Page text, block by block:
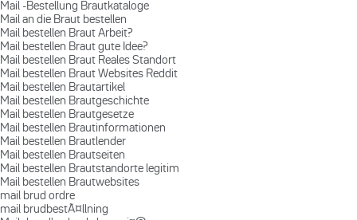
Mail -Bestellung Brautkataloge
Mail an die Braut bestellen
Mail bestellen Braut Arbeit?
Mail bestellen Braut gute Idee?
Mail bestellen Braut Reales Standort
Mail bestellen Braut Websites Reddit
Mail bestellen Brautartikel
Mail bestellen Brautgeschichte
Mail bestellen Brautgesetze
Mail bestellen Brautinformationen
Mail bestellen Brautlender
Mail bestellen Brautseiten
Mail bestellen Brautstandorte legitim
Mail bestellen Brautwebsites
mail brud ordre
mail brudbestÃ¤llning